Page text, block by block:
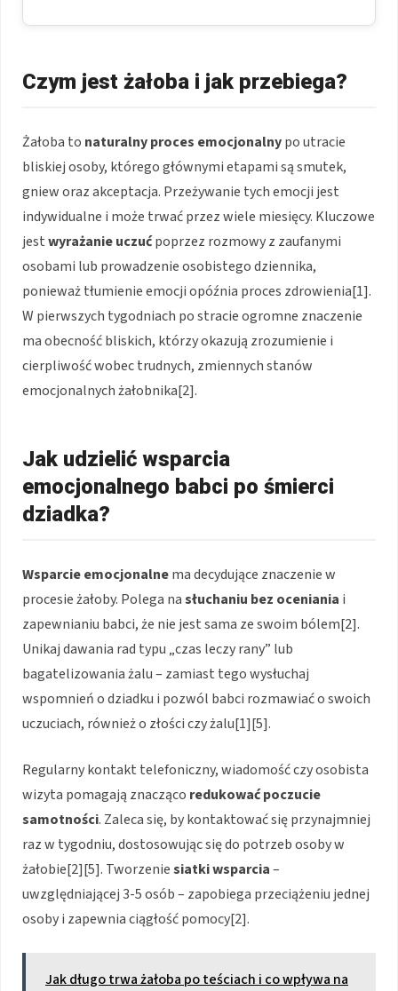
Czym jest żałoba i jak przebiega?
Żałoba to naturalny proces emocjonalnypo utracie
bliskiej osoby, którego głównymi etapami są smutek,
gniew oraz akceptacja. Przeżywanie tych emocji jest
indywidualne i może trwać przez wiele miesięcy. Kluczowe
jestwyrażanie uczućpoprzez rozmowy z zaufanymi
osobami lub prowadzenie osobistego dziennika,
ponieważ tłumienie emocji opóźnia proces zdrowienia[1].
W pierwszych tygodniach po stracie ogromne znaczenie
ma obecność bliskich, którzy okazują zrozumienie i
cierpliwość wobec trudnych, zmiennych stanów
emocjonalnych żałobnika[2].
Jak udzielić wsparcia
emocjonalnego babci po śmierci
dziadka?
Wsparcie emocjonalnema decydujące znaczenie w
procesie żałoby. Polega nasłuchaniu bez oceniania i
zapewnianiu babci, że nie jest sama ze swoim bólem[2].
Unikaj dawania rad typu „czas leczy rany” lub
bagatelizowania żalu – zamiast tego wysłuchaj
wspomnień o dziadku i pozwól babci rozmawiać o swoich
uczuciach, również o złości czy żalu[1][5].
Regularny kontakt telefoniczny, wiadomość czy osobista
wizyta pomagają znacząco redukować poczucie
samotności. Zaleca się, by kontaktować się przynajmniej
raz w tygodniu, dostosowując się do potrzeb osoby w
żałobie[2][5]. Tworzeniesiatki wsparcia–
uwzględniającej 3-5 osób – zapobiega przeciążeniu jednej
osoby i zapewnia ciągłość pomocy[2].
Jak długo trwa żałoba po teściach i co wpływa na